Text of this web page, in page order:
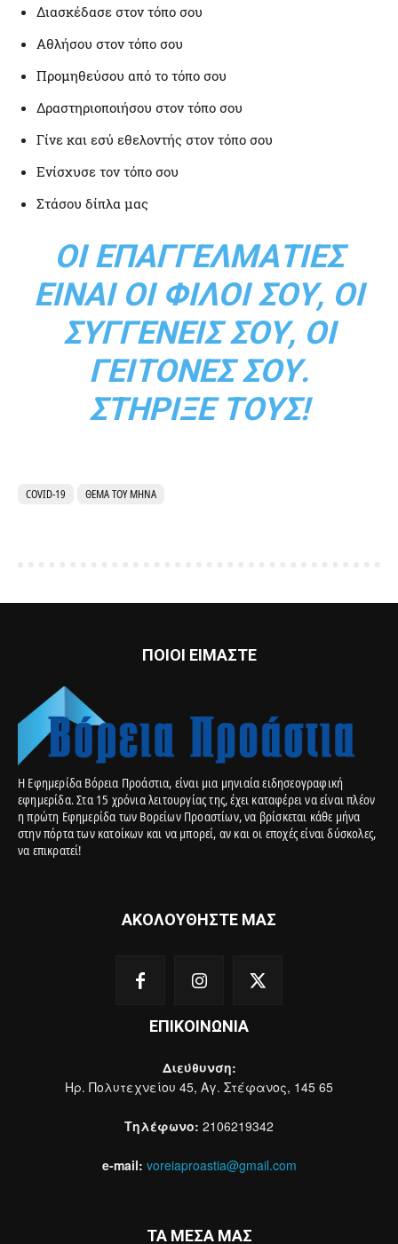
Διασκέδασε στον τόπο σου
Αθλήσου στον τόπο σου
Προμηθεύσου από το τόπο σου
Δραστηριοποιήσου στον τόπο σου
Γίνε και εσύ εθελοντής στον τόπο σου
Ενίσχυσε τον τόπο σου
Στάσου δίπλα μας
ΟΙ ΕΠΑΓΓΕΛΜΑΤΊΕΣ
ΕΊΝΑΙ ΟΙ ΦΊΛΟΙ ΣΟΥ, ΟΙ
ΣΥΓΓΕΝΕΊΣ ΣΟΥ, ΟΙ
ΓΕΊΤΟΝΈΣ ΣΟΥ.
ΣΤΉΡΙΞΈ ΤΟΥΣ!
COVID-19 ΘΈΜΑ ΤΟΥ ΜΉΝΑ
ΠΟΙΟΙ ΕΙΜΑΣΤΕ
Η Εφημερίδα Βόρεια Προάστια, είναι μια μηνιαία ειδησεογραφική
εφημερίδα. Στα 15 χρόνια λειτουργίας της, έχει καταφέρει να είναι πλέον
η πρώτη Εφημερίδα των Βορείων Προαστίων, να βρίσκεται κάθε μήνα
στην πόρτα των κατοίκων και να μπορεί, αν και οι εποχές είναι δύσκολες,
να επικρατεί!
ΑΚΟΛΟΥΘΗΣΤΕ ΜΑΣ
ΕΠΙΚΟΙΝΩΝΙΑ
Διεύθυνση:
Ηρ. Πολυτεχνείου 45, Αγ. Στέφανος, 145 65
Τηλέφωνο: 2106219342
e-mail: voreiaproastia@gmail.com
ΤΑ ΜΕΣΑ ΜΑΣ